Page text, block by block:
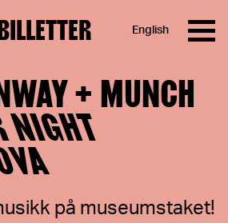
English
+ MUNCH
NIGHT
på museumstaket!